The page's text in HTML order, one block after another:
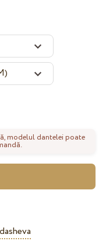
modelul dantelei poate